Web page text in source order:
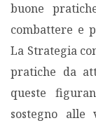
buone
combattere e
La Strategia
pratiche da
queste
sostegno